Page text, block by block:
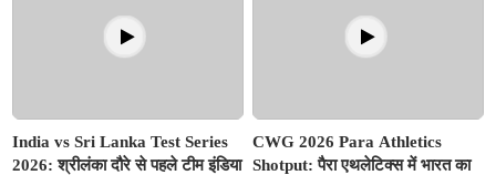
India vs Sri Lanka Test Series
2026: श्रीलंका दौरे से पहले टीम इंडिया
CWG 2026 Para Athletics
Shotput: पैरा एथलेटिक्स में भारत का